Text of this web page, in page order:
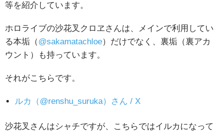
等を紹介しています。
ホロライブの沙花叉クロヱさんは、メインで利用してい
る本垢（@sakamatachloe）だけでなく、裏垢（裏アカ
ウント）も持っています。
それがこちらです。
ルカ（@renshu_suruka）さん / X
沙花叉さんはシャチですが、こちらではイルカになって